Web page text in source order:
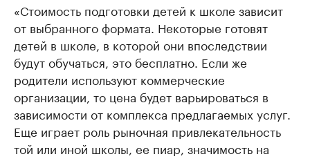
«Стоимость подготовки детей к школе зависит
от выбранного формата. Некоторые готовят
детей в школе, в которой они впоследствии
будут обучаться, это бесплатно. Если же
родители используют коммерческие
организации, то цена будет варьироваться в
зависимости от комплекса предлагаемых услуг.
Еще играет роль рыночная привлекательность
той или иной школы, ее пиар, значимость на